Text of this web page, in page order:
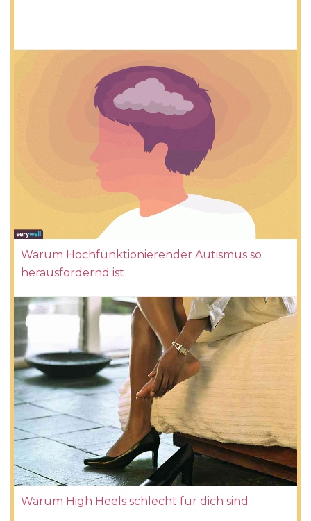
Warum Hochfunktionierender Autismus so
herausfordernd ist
Warum High Heels schlecht für dich sind